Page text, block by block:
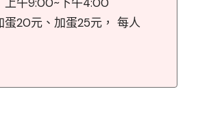
蛋20元、加蛋25元， 每人